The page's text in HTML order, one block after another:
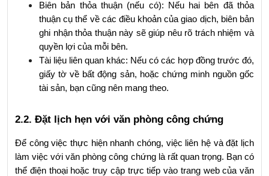
Biên bản thỏa thuận (nếu có): Nếu hai bên đã thỏa
thuận cụ thể về các điều khoản của giao dịch, biên bản
ghi nhận thỏa thuận này sẽ giúp nêu rõ trách nhiệm và
quyền lợi của mỗi bên.
Tài liệu liên quan khác: Nếu có các hợp đồng trước đó,
giấy tờ về bất động sản, hoặc chứng minh nguồn gốc
tài sản, bạn cũng nên mang theo.
2.2. Đặt lịch hẹn với văn phòng công chứng
Để công việc thực hiện nhanh chóng, việc liên hệ và đặt lịch
làm việc với văn phòng công chứng là rất quan trọng. Bạn có
thể điện thoại hoặc truy cập trực tiếp vào trang web của văn